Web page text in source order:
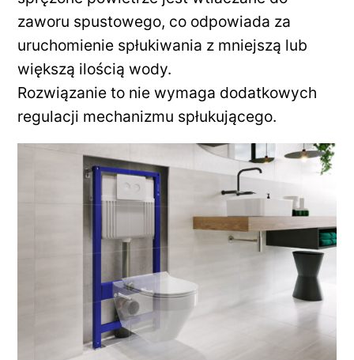
zaworu spustowego, co odpowiada za
uruchomienie spłukiwania z mniejszą lub
większą ilością wody.
Rozwiązanie to nie wymaga dodatkowych
regulacji mechanizmu spłukującego.